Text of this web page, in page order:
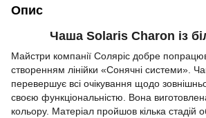
Опис
Чаша Solaris Charon із
Майстри компанії Соляріс добре
створенням лінійки «Сонячні системи».
перевершує всі очікування щодо
своєю функціональністю. Вона
кольору. Матеріал пройшов кілька стадій